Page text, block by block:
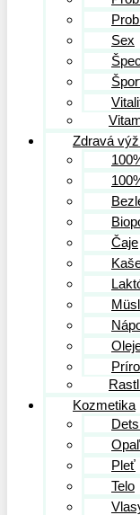
Sex
Zdravá
Čaje
Kozmetika
Pleť
Telo